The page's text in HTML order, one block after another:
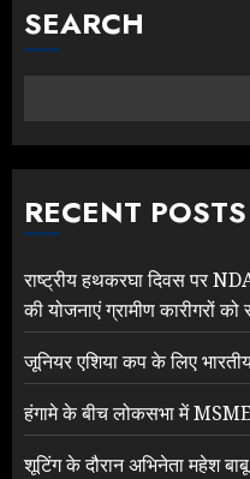
SEARCH
RECENT POSTS
राष्ट्रीय हथकरघा दिवस पर
की योजनाएं ग्रामीण कारीगरों
जूनियर एशिया कप के लिए
हंगामे के बीच लोकसभा में
शूटिंग के दौरान अभिनेता महेश